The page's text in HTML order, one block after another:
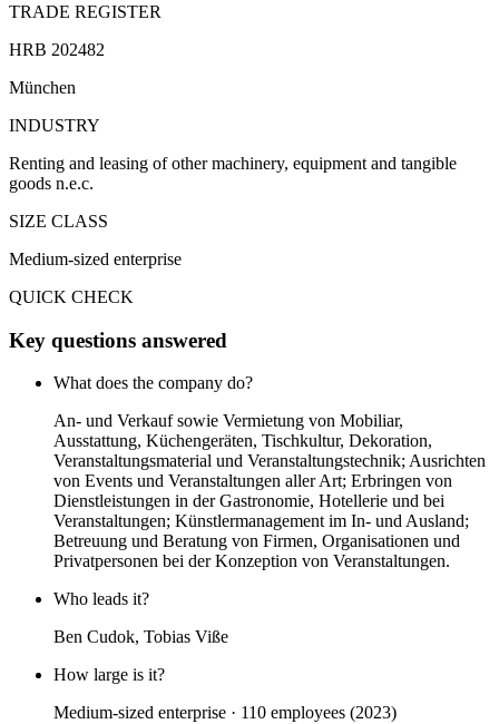
TRADE REGISTER
HRB 202482
München
INDUSTRY
Renting and leasing of other machinery, equipment and tangible
goods n.e.c.
SIZE CLASS
Medium-sized enterprise
QUICK CHECK
Key questions answered
What does the company do?
An- und Verkauf sowie Vermietung von Mobiliar,
Ausstattung, Küchengeräten, Tischkultur, Dekoration,
Veranstaltungsmaterial und Veranstaltungstechnik; Ausrichten
von Events und Veranstaltungen aller Art; Erbringen von
Dienstleistungen in der Gastronomie, Hotellerie und bei
Veranstaltungen; Künstlermanagement im In- und Ausland;
Betreuung und Beratung von Firmen, Organisationen und
Privatpersonen bei der Konzeption von Veranstaltungen.
Who leads it?
Ben Cudok, Tobias Viße
How large is it?
Medium-sized enterprise · 110 employees (2023)